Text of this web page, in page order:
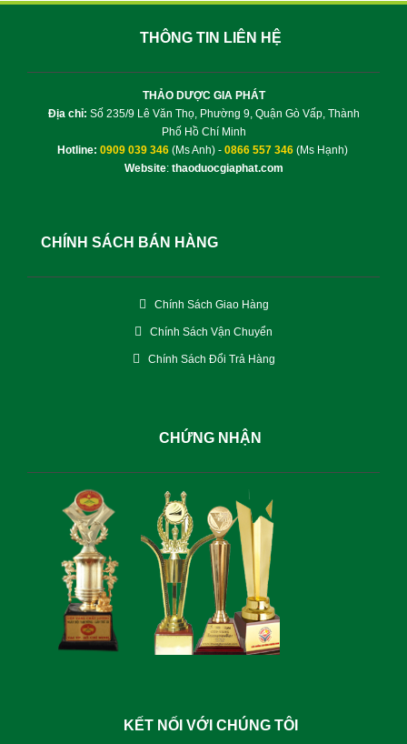
THÔNG TIN LIÊN HỆ
THẢO DƯỢC GIA PHÁT
Địa chỉ: Số 235/9 Lê Văn Thọ, Phường 9, Quận Gò Vấp, Thành
Phố Hồ Chí Minh
Hotline: 0909 039 346 (Ms Anh) - 0866 557 346(Ms Hạnh)
Website: thaoduocgiaphat.com
CHÍNH SÁCH BÁN HÀNG
Chính Sách Giao Hàng
Chính Sách Vận Chuyển
Chính Sách Đổi Trả Hàng
CHỨNG NHẬN
KẾT NỐI VỚI CHÚNG TÔI